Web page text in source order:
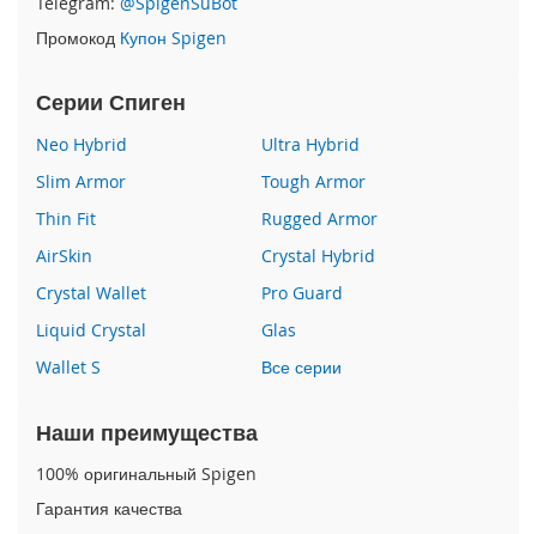
P
h
e
7
P
h
o
n
1
6
P
o
a
Промокод Купон Spigen
Серии Спиген
Neo Hybrid
Ultra Hybrid
Slim Armor
Tough Armor
Thin Fit
Rugged Armor
AirSkin
Crystal Hybrid
Crystal Wallet
Pro Guard
Liquid Crystal
Glas
Wallet S
Все серии
Наши преимущества
100% оригинальный Spigen
Гарантия качества